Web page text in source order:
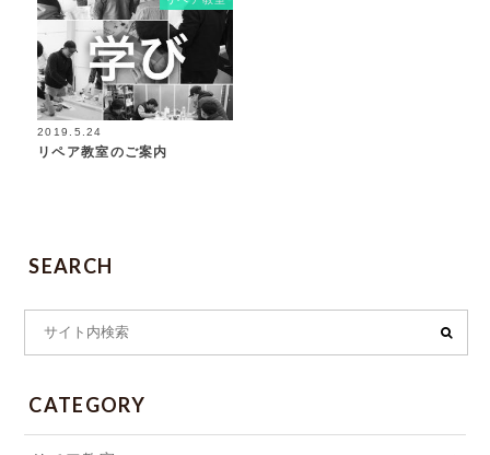
2019.5.24
リペア教室のご案内
SEARCH
CATEGORY